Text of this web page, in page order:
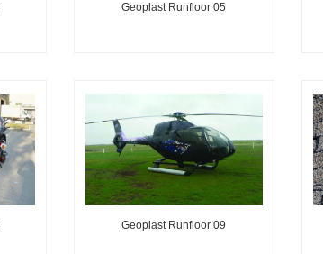
Geoplast Runfloor 05
Geoplast Runfloor 09